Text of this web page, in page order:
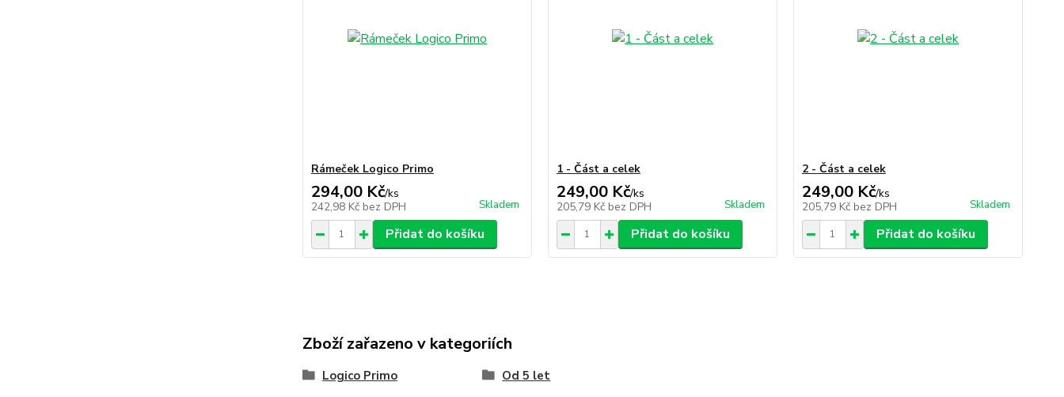
Rámeček Logico Primo
294,00 Kč/ks
242,98 Kč bez DPH Skladem
Přidat do košíku
1 - Část a celek
249,00 Kč/ks
205,79 Kč bez DPH Skladem
Přidat do košíku
2 - Část a celek
249,00 Kč/ks
205,79 Kč bez DPH Skladem
Přidat do košíku
Zboží zařazeno v kategoriích
Logico Primo Od 5 let